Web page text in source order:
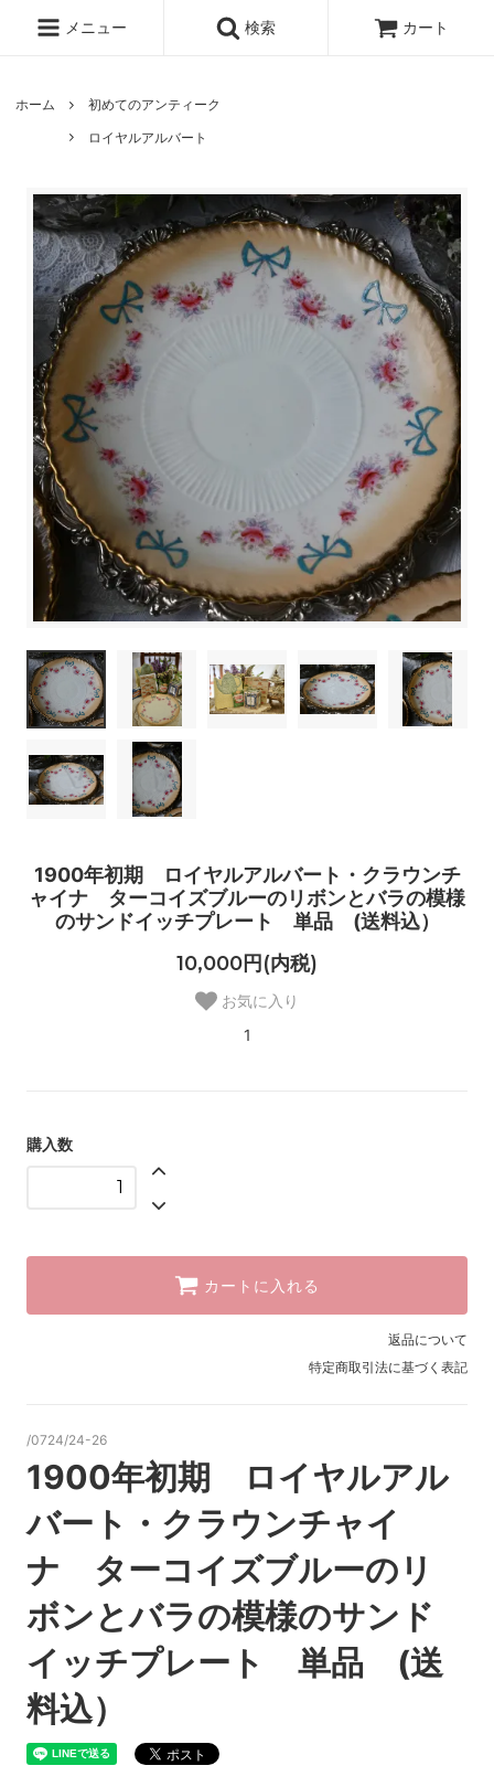
メニュー 検索 カート
ホーム
初めてのアンティーク
ロイヤルアルバート
1900年初期 ロイヤルアルバート・クラウンチ
ャイナ ターコイズブルーのリボンとバラの模様
のサンドイッチプレート 単品 (送料込）
10,000円(内税)
お気に入り
1
購入数
カートに入れる
返品について
特定商取引法に基づく表記
/0724/24-26
1900年初期 ロイヤルアル
バート・クラウンチャイ
ナ ターコイズブルーのリ
ボンとバラの模様のサンド
イッチプレート 単品 (送
料込）